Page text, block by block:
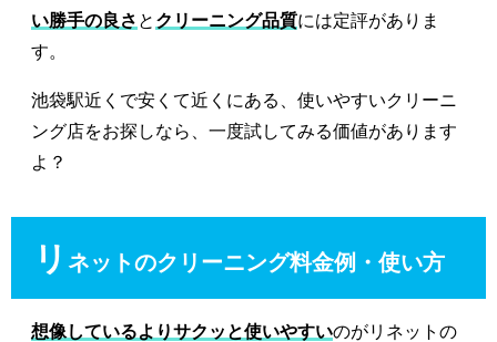
い勝手の良さ と クリーニング品質には定評がありま
す。
池袋駅近くで安くて近くにある、使いやすいクリーニ
ング店をお探しなら、一度試してみる価値があります
よ？
リ ネットのクリーニング料金例・使い方
想像しているよりサクッと使いやすいのがリネットの